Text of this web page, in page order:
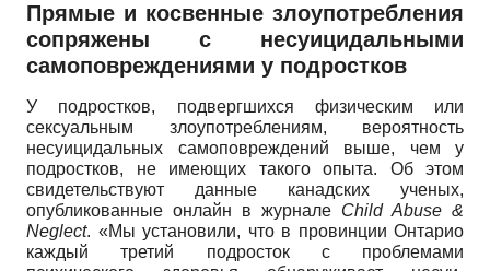
Прямые и косвенные злоупотребления
сопряжены с несуицидальными
самоповреждениями у подростков
У подростков, подвергшихся физическим или
сексуальным злоупотреблениям, вероятность
несуицидальных самоповреждений выше, чем у
подростков, не имеющих такого опыта. Об этом
свидетельствуют данные канадских ученых,
опубликованные онлайн в журнале Child Abuse &
Neglect. «Мы установили, что в провинции Онтарио
каждый третий подросток с проблемами